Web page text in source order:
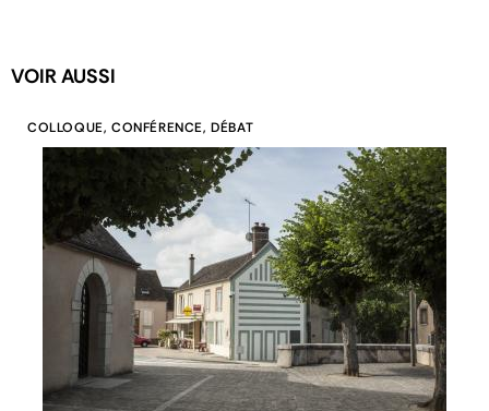
VOIR AUSSI
COLLOQUE, CONFÉRENCE, DÉBAT